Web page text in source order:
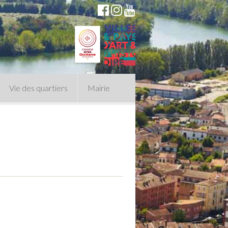
Vie des quartiers Mairie